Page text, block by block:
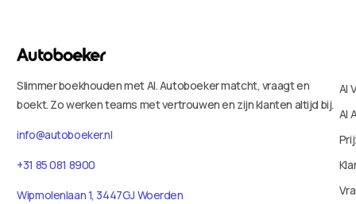
Slimmer boekhouden met AI. Autoboeker matcht, vraagt en
boekt. Zo werken teams met vertrouwen en zijn klanten altijd bij.
info@autoboeker.nl
+31 85 081 8900
Wipmolenlaan 1, 3447GJ Woerden
AI
AI